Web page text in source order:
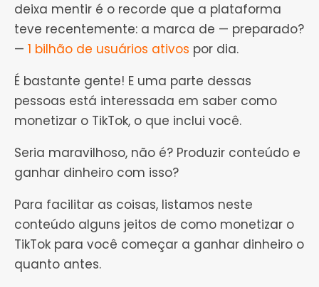
deixa mentir é o recorde que a plataforma
teve recentemente: a marca de — preparado?
— 1 bilhão de usuários ativos por dia.
É bastante gente! E uma parte dessas
pessoas está interessada em saber como
monetizar o TikTok, o que inclui você.
Seria maravilhoso, não é? Produzir conteúdo e
ganhar dinheiro com isso?
Para facilitar as coisas, listamos neste
conteúdo alguns jeitos de como monetizar o
TikTok para você começar a ganhar dinheiro o
quanto antes.